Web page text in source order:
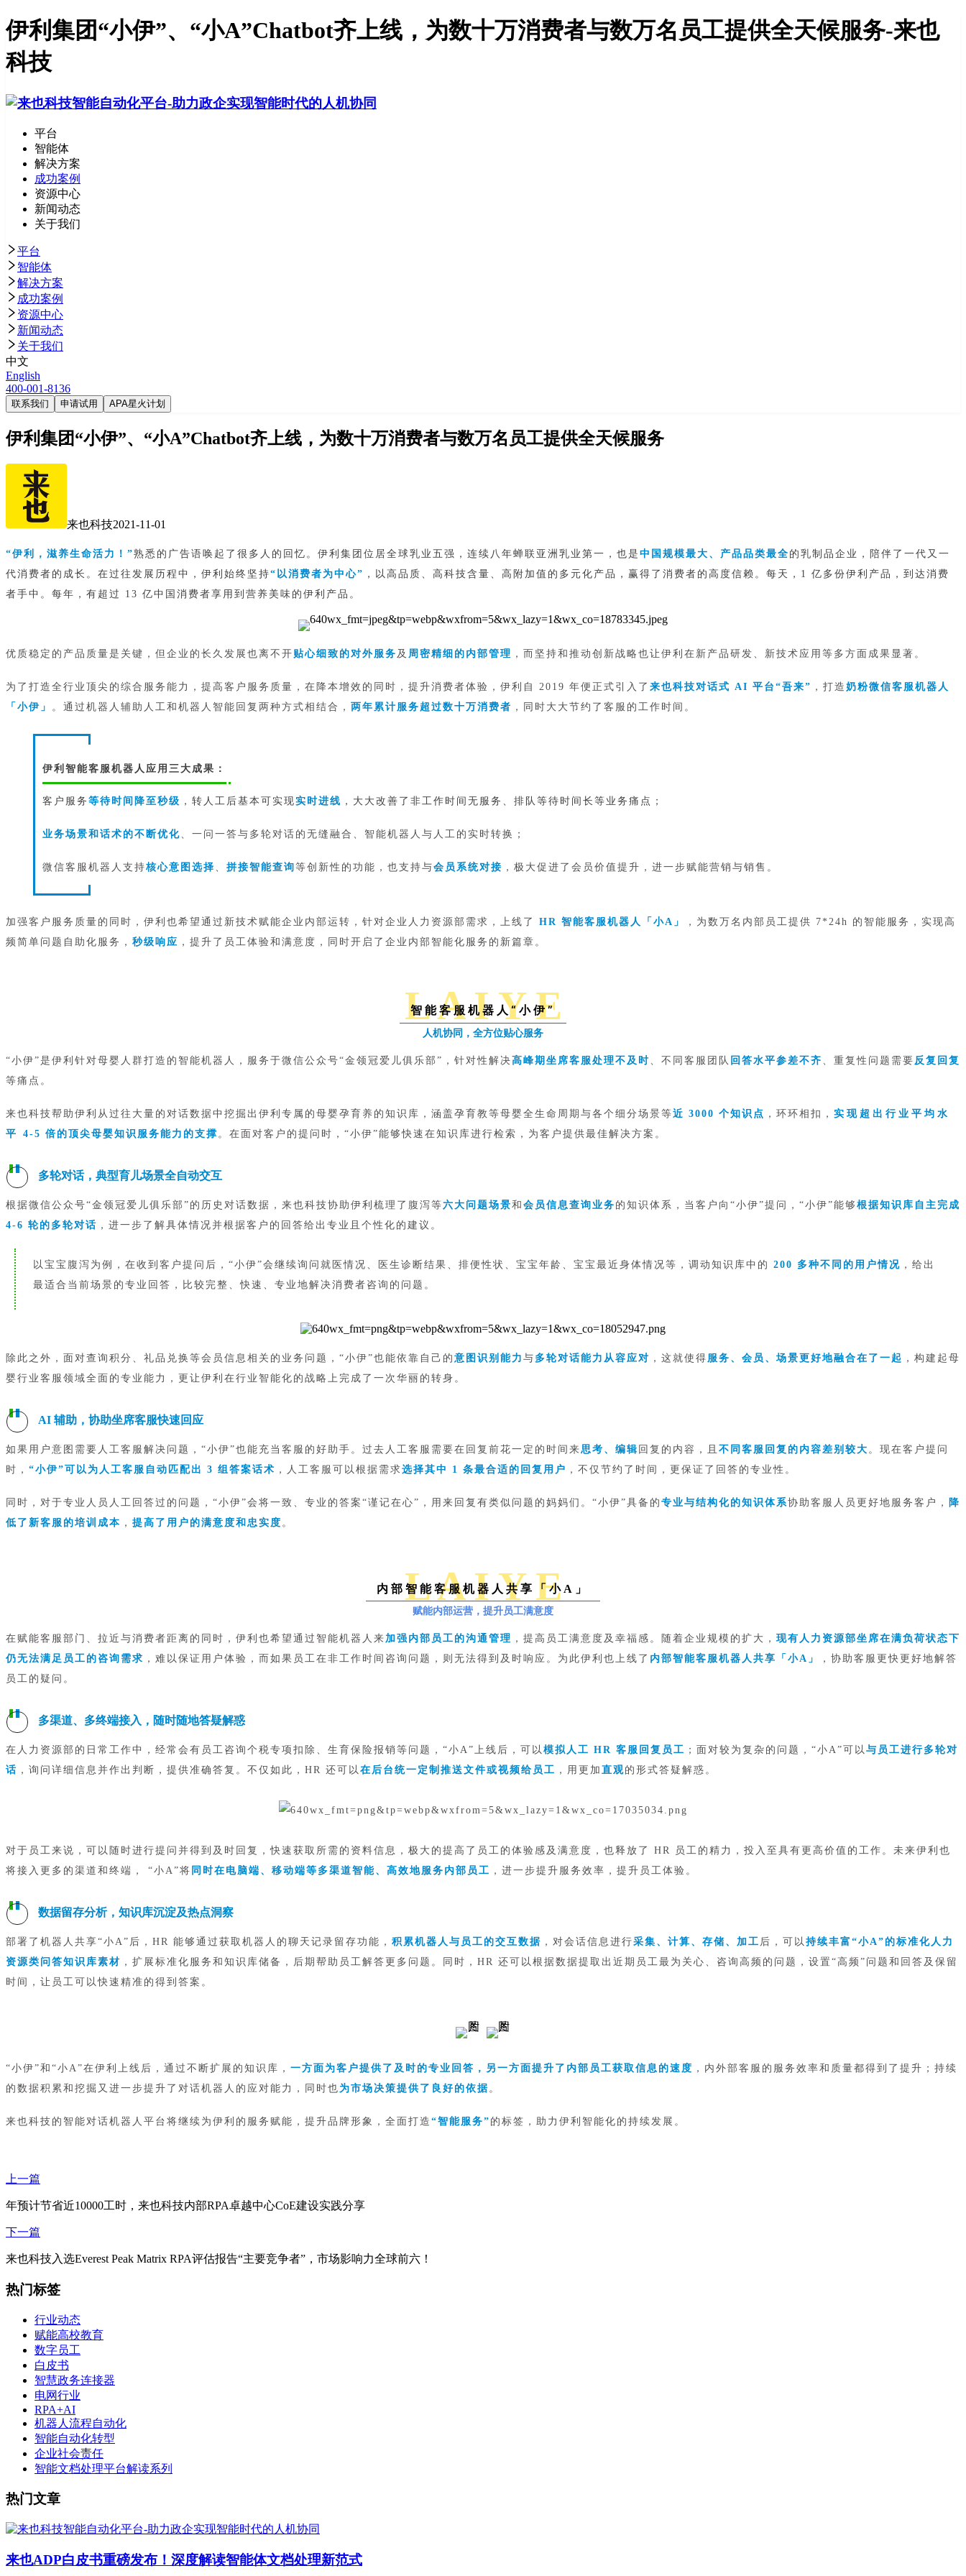
伊利集团“小伊”、“小A”Chatbot齐上线，为数十万消费者与数万名员工提供全天候服务-来也
科技
平台
智能体
解决方案
成功案例
资源中心
新闻动态
关于我们
平台
智能体
解决方案
成功案例
资源中心
新闻动态
关于我们
中文
English
400-001-8136
联系我们 申请试用 APA星火计划
伊利集团“小伊”、“小A”Chatbot齐上线，为数十万消费者与数万名员工提供全天候服务
来也科技2021-11-01
“伊利，滋养生命活力！”熟悉的广告语唤起了很多人的回忆。伊利集团位居全球乳业五强，连续八年蝉联亚洲乳业第一，也是 中国规模最大、产品品类最全 的乳制品企业，陪伴了一代又一
代消费者的成长。在过往发展历程中，伊利始终坚持“以消费者为中心” ，以高品质、高科技含量、高附加值的多元化产品，赢得了消费者的高度信赖。每天，1 亿多份伊利产品，到达消费
者手中。每年，有超过 13 亿中国消费者享用到营养美味的伊利产品。
优质稳定的产品质量是关键，但企业的长久发展也离不开 贴心细致的对外服务 及 周密精细的内部管理 ，而坚持和推动创新战略也让伊利在新产品研发、新技术应用等多方面成果显著。
为了打造全行业顶尖的综合服务能力，提高客户服务质量，在降本增效的同时，提升消费者体验，伊利自 2019 年便正式引入了 来也科技对话式 AI 平台“吾来” ，打造 奶粉微信客服机器人
「小伊」
。通过机器人辅助人工和机器人智能回复两种方式相结合， 两年累计服务超过数十万消费者 ，同时大大节约了客服的工作时间。
伊利智能客服机器人应用三大成果：
客户服务等待时间降至秒级 ，转人工后基本可实现实时进线 ，大大改善了非工作时间无服务、排队等待时间长等业务痛点；
业务场景和话术的不断优化 、一问一答与多轮对话的无缝融合、智能机器人与人工的实时转换；
微信客服机器人支持核心意图选择 、拼接智能查询等创新性的功能，也支持与会员系统对接 ，极大促进了会员价值提升，进一步赋能营销与销售。
加强客户服务质量的同时，伊利也希望通过新技术赋能企业内部运转，针对企业人力资源部需求，上线了 HR 智能客服机器人「小A」
，为数万名内部员工提供 7*24h 的智能服务，实现高
频简单问题自助化服务， 秒级响应 ，提升了员工体验和满意度，同时开启了企业内部智能化服务的新篇章。
L A I Y E
智能客服机器人“小伊”
人机协同，全方位贴心服务
“小伊”是伊利针对母婴人群打造的智能机器人，服务于微信公众号“金领冠爱儿俱乐部”，针对性解决高峰期坐席客服处理不及时 、不同客服团队 回答水平参差不齐 、重复性问题需要 反复回复
等痛点。
来也科技帮助伊利从过往大量的对话数据中挖掘出伊利专属的母婴孕育养的知识库，涵盖孕育教等母婴全生命周期与各个细分场景等近 3000 个知识点 ，环环相扣， 实现超出行业平均水
平 4-5 倍的顶尖母婴知识服务能力的支撑 。在面对客户的提问时，“小伊”能够快速在知识库进行检索，为客户提供最佳解决方案。
多轮对话，典型育儿场景全自动交互
根据微信公众号“金 领冠 爱 儿俱乐部 ”的历史对话数据，来也科技协助伊利梳理了腹泻等六大问题场景和 会员信息查询业务 的知识体系，当客户向“小伊”提问，“小伊”能够 根据知识库自主完成
4-6 轮的多轮对话 ，进一步了解具体情况并根据客户的回答给出专业且个性化的建议。
以宝宝腹泻为例，在收到客户提问后，“小伊”会继续询问就医情况、医生诊断结果、排便性状、宝宝年龄、宝宝最近身体情况等，调动知识库中的 200 多种不同的用户情况 ，给出
最适合当前场景的专业回答，比较完整、快速、专业地解决消费者咨询的问题。
除此之外，面对查询积分、礼品兑换等会员信息相关的业务问题，“小伊”也能依靠自己的 意图识别能力 与 多轮对话能力从容应对 ，这就使得 服务、会员、场景更好地融合在了一起 ，构建起母
婴行业客服领域全面的专业能力，更让伊利在行业智能化的战略上完成了一次华丽的转身。
AI 辅助，协助坐席客服快速回应
如果用户意图需要人工客服解决问题，“小伊”也能充当客服的好助手。过去人工客服需要在回复前花一定的时间来思考、编辑 回复的内容，且 不同客服回复的内容差别较大 。现在客户提问
时， “小伊”可以为人工客服自动匹配出 3 组答案话术 ，人工客服可以根据需求选择其中 1 条最合适的回复用户 ，不仅节约了时间，更保证了回答的专业性。
同时，对于专业人员人工回答过的问题，“小伊”会将一致、专业的答案“谨记在心”，用来回复有类似问题的妈妈们。“小伊”具备的 专业与结构化的知识体系协助客服人员更好地服务客户，
降
低了新客服的培训成本 ， 提高了用户的满意度和忠实度 。
L A I Y E
内部智能客服机器人共享「小A」
赋能内部运营，提升员工满意度
在赋能客服部门、拉近与消费者距离的同时，伊利也希望通过智能机器人来 加强内部员工的沟通管理 ，提高员工满意度及幸福感。随着企业规模的扩大， 现有人力资源部坐席在满负荷状态下
仍无法满足员工的咨询需求 ，难以保证用户体验，而如果员工在非工作时间咨询问题，则无法得到及时响应。为此伊利也上线了 内部智能客服机器人共享「小A」
，协助客服更快更好地解答
员工的疑问。
多渠道、多终端接入，随时随地答疑解惑
在人力资源部的日常工作中，经常会有员工咨询个税专项扣除、生育保险报销等问题，“小A”上线后，可以 模拟人工 HR 客服回复员工 ；面对较为复杂的问题，“小A”可以 与员工进行多轮对
话 ，询问详细信息并作出判断，提供准确答复。不仅如此，HR 还可以 在后台统一定制推送文件或视频给员工 ，用更加 直观的形式答疑解惑。
对于员工来说，可以随时进行提问并得到及时回复，快速获取所需的资料信息，极大的提高了员工的体验感及满意度，也释放了 HR 员工的精力，投入至具有更高价值的工作。未来伊利也
将接入更多的渠道和终端， “小A”将 同时在电脑端、移动端等多渠道智能、高效地服务内部员工 ，进一步提升服务效率，提升员工体验。
数据留存分析，知识库沉淀及热点洞察
部署了机器人共享“小A”后，HR 能够通过获取机器人的聊天记录留存功能， 积累机器人与员工的交互数据 ，对会话信息进行采集、计算、存储、加工 后，可以 持续丰富“小A”的标准化人力
资源类问答知识库素材 ，扩展标准化服务和知识库储备，后期帮助员工解答更多问题。同时，HR 还可以根据数据提取出近期员工最为关心、咨询高频的问题，设置“高频”问题和回答及保留
时间，让员工可以快速精准的得到答案。
“小伊”和“小A”在伊利上线后，通过不断扩展的知识库， 一方面为客户提供了及时的专业回答，另一方面提升了内部员工获取信息的速度 ，内外部客服的服务效率和质量都得到了提升；持续
的数据积累和挖掘又进一步提升了对话机器人的应对能力，同时也 为市场决策提供了良好的依据。
来也科技的智能对话机器人平台将继续为伊利的服务赋能，提升品牌形象，全面打造 “智能服务” 的标签，助力伊利智能化的持续发展。
上一篇
年预计节省近10000工时，来也科技内部RPA卓越中心CoE建设实践分享
下一篇
来也科技入选Everest Peak Matrix RPA评估报告“主要竞争者”，市场影响力全球前六！
热门标签
行业动态
赋能高校教育
数字员工
白皮书
智慧政务连接器
电网行业
RPA+AI
机器人流程自动化
智能自动化转型
企业社会责任
智能文档处理平台解读系列
热门文章
来也ADP白皮书重磅发布！深度解读智能体文档处理新范式